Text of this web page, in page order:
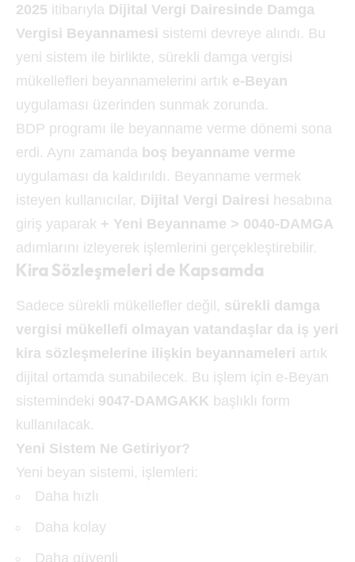
2025 itibarıyla Dijital Vergi Dairesinde Damga
Vergisi Beyannamesi sistemi devreye alındı. Bu
yeni sistem ile birlikte, sürekli damga vergisi
mükellefleri beyannamelerini artık e-Beyan
uygulaması üzerinden sunmak zorunda.
BDP programı ile beyanname verme dönemi sona
erdi. Aynı zamanda boş beyanname verme
uygulaması da kaldırıldı. Beyanname vermek
isteyen kullanıcılar, Dijital Vergi Dairesi hesabına
giriş yaparak + Yeni Beyanname > 0040-DAMGA
adımlarını izleyerek işlemlerini gerçekleştirebilir.
Kira Sözleşmeleri de Kapsamda
Sadece sürekli mükellefler değil, sürekli damga
vergisi mükellefi olmayan vatandaşlar da iş yeri
kira sözleşmelerine ilişkin beyannameleri artık
dijital ortamda sunabilecek. Bu işlem için e-Beyan
sistemindeki 9047-DAMGAKK başlıklı form
kullanılacak.
Yeni Sistem Ne Getiriyor?
Yeni beyan sistemi, işlemleri:
Daha hızlı
Daha kolay
Daha güvenli